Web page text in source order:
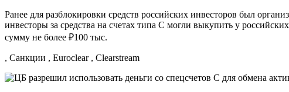
Ранее для разблокировки средств российских инвесторов был
инвесторы за средства на счетах типа С могли выкупить у
сумму не более ₽100 тыс.
, Санкции , Euroclear , Clearstream